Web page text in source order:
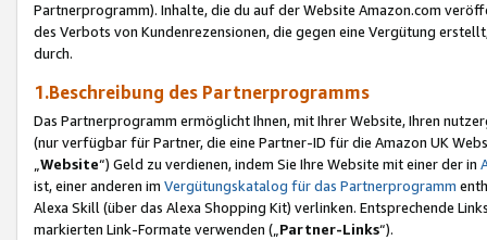
Partnerprogramm). Inhalte, die du auf der Website Amazon.com
des Verbots von Kundenrezensionen, die gegen eine Vergütung
durch.
1.Beschreibung des Partnerprogramms
Das Partnerprogramm ermöglicht Ihnen, mit Ihrer Website, Ihren
(nur verfügbar für Partner, die eine Partner-ID für die Amazon UK
Website“) Geld zu verdienen, indem Sie Ihre Website mit einer der in
ist, einer anderen im Vergütungskatalog für das Partnerprogramm
Alexa Skill (über das Alexa Shopping Kit) verlinken. Entsprechende
markierten Link-Formate verwenden („ Partner-Links“).